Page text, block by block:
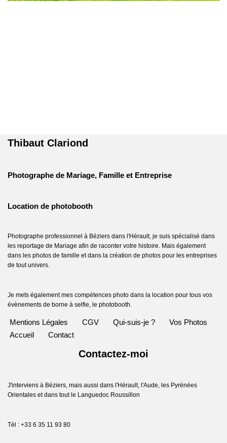
Thibaut Clariond
Photographe de Mariage, Famille et Entreprise
Location de photobooth
Photographe professionnel à Béziers dans l'Hérault, je suis spécialisé dans
les reportage de Mariage afin de raconter votre histoire. Mais également
dans les photos de famille et dans la création de photos pour les entreprises
de tout univers.
Je mets également mes compétences photo dans la location pour tous vos
évènements de borne à selfie, le photobooth.
Mentions Légales CGV Qui-suis-je ?
Vos Photos
Accueil
Contact
Contactez-moi
J'interviens à Béziers, mais aussi dans l'Hérault, l'Aude, les Pyrénées
Orientales et dans tout le Languedoc Roussillon
Tèl : +33 6 35 11 93 80